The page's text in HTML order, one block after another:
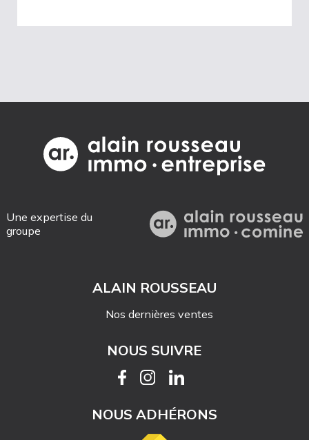
Une expertise du
groupe
ALAIN ROUSSEAU
Nos dernières ventes
NOUS SUIVRE
NOUS ADHÉRONS